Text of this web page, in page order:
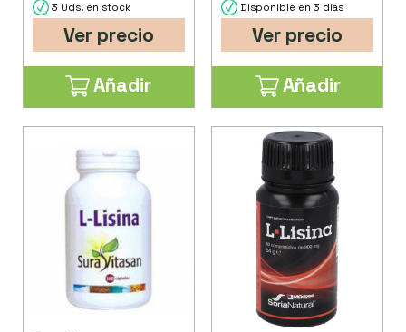
3 Uds. en stock
Ver precio
Añadir
Disponible en 3 días
Ver precio
Añadir